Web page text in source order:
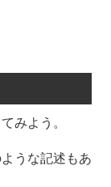
みよう。
うな記述もあ